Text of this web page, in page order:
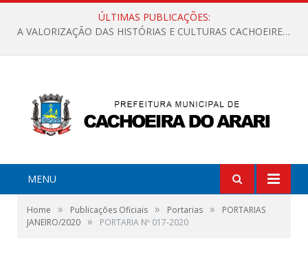
ÚLTIMAS PUBLICAÇÕES:
A VALORIZAÇÃO DAS HISTÓRIAS E CULTURAS CACHOEIRENSES
MENU
Home » Publicações Oficiais » Portarias »
PORTARIAS
JANEIRO/2020 » PORTARIA Nº 017-2020